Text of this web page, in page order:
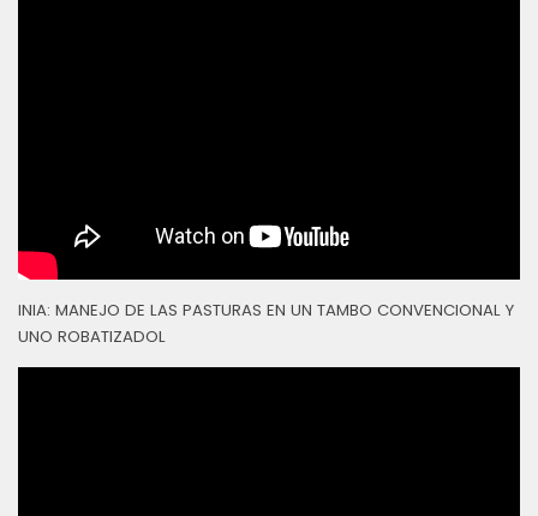
INIA: MANEJO DE LAS PASTURAS EN UN TAMBO CONVENCIONAL Y
UNO ROBATIZADOL